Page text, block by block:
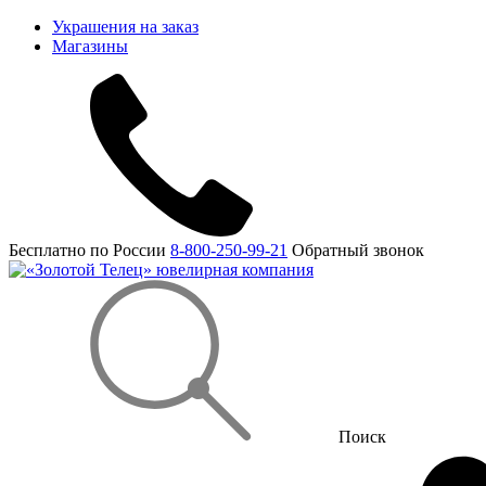
Украшения на заказ
Магазины
Бесплатно по России 8-800-250-99-21 Обратный звонок
Поиск